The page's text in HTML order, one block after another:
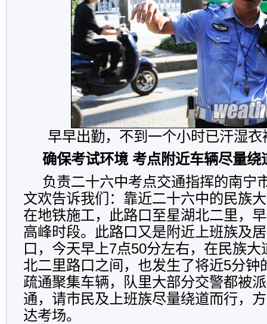
早早出勤，不到一个小时已汗湿
确保考试环境 考点附近车辆尽量绕
负责二十六中考点交通指挥的南宁
文欢告诉我们：靠近二十六中的民族
在地铁施工，此路口至星湖北二里，
高峰时段。此路口又是附近上班族及
口，今天早上7点50分左右，在民族
北二里路口之间，也发生了将近5分钟
疏通聚集车辆，队里大部分交警都被
通，请市民及上班族尽量绕道而行，
达考场。